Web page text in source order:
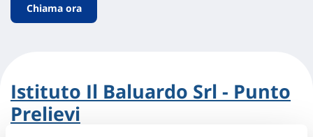
Chiama ora
Istituto Il Baluardo Srl - Punto
Prelievi